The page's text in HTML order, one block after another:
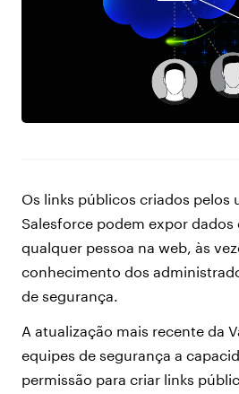
Os links públicos criados pelos
Salesforce podem expor dados
qualquer pessoa na web, às
conhecimento dos
de segurança.
A atualização mais recente da
equipes de segurança a
permissão para criar links